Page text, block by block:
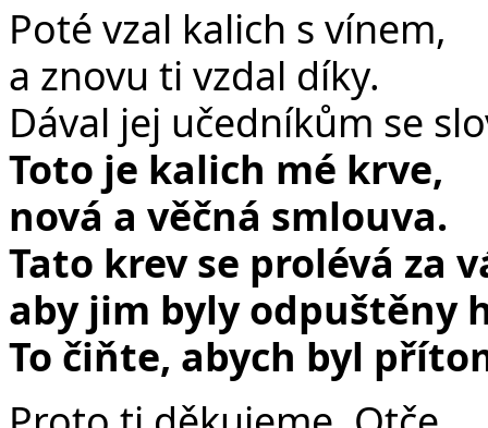
Poté vzal kalich s vínem,
a znovu ti vzdal díky.
Dával jej učedníkům se
Toto je kalich mé krve,
nová a věčná smlouva.
Tato krev se prolévá za
aby jim byly odpuštěny
To čiňte, abych byl